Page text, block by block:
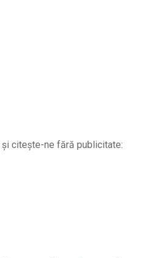
citește-ne fără publicitate: